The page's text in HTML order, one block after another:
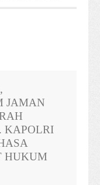
JAMAN
KAPOLRI
HUKUM